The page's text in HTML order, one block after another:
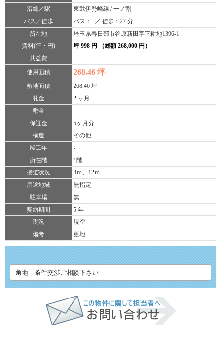
沿線／駅
東武伊勢崎線 / 一ノ割
バス／徒歩
バス：- ／ 徒歩：27 分
所在地
埼玉県春日部市谷原新田字下耕地1396-1
賃料(坪・円)
坪 998 円 （総額 268,000 円）
共益費
使用面積
268.46 坪
敷地面積
268.46 坪
礼金
2 ヶ月
敷金
保証金
5ヶ月分
構造
その他
竣工年
-
所在階
/ 階
接道状況
8ｍ、12ｍ
用途地域
無指定
駐車場
無
契約期間
5 年
現況
現空
備考
更地
角地 条件交渉ご相談下さい